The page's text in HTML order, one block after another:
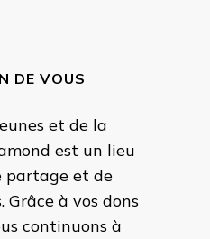
DE VOUS
et de la
est un lieu
partage et de
à vos dons
continuons à